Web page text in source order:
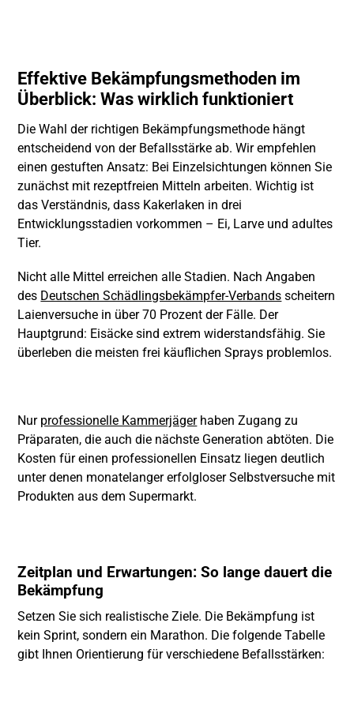
Effektive Bekämpfungsmethoden im
Überblick: Was wirklich funktioniert
Die Wahl der richtigen Bekämpfungsmethode hängt
entscheidend von der Befallsstärke ab. Wir empfehlen
einen gestuften Ansatz: Bei Einzelsichtungen können Sie
zunächst mit rezeptfreien Mitteln arbeiten. Wichtig ist
das Verständnis, dass Kakerlaken in drei
Entwicklungsstadien vorkommen – Ei, Larve und adultes
Tier.
Nicht alle Mittel erreichen alle Stadien. Nach Angaben
des Deutschen Schädlingsbekämpfer-Verbands scheitern
Laienversuche in über 70 Prozent der Fälle. Der
Hauptgrund: Eisäcke sind extrem widerstandsfähig. Sie
überleben die meisten frei käuflichen Sprays problemlos.
Nur professionelle Kammerjägerhaben Zugang zu
Präparaten, die auch die nächste Generation abtöten. Die
Kosten für einen professionellen Einsatz liegen deutlich
unter denen monatelanger erfolgloser Selbstversuche mit
Produkten aus dem Supermarkt.
Zeitplan und Erwartungen: So lange dauert die
Bekämpfung
Setzen Sie sich realistische Ziele. Die Bekämpfung ist
kein Sprint, sondern ein Marathon. Die folgende Tabelle
gibt Ihnen Orientierung für verschiedene Befallsstärken: